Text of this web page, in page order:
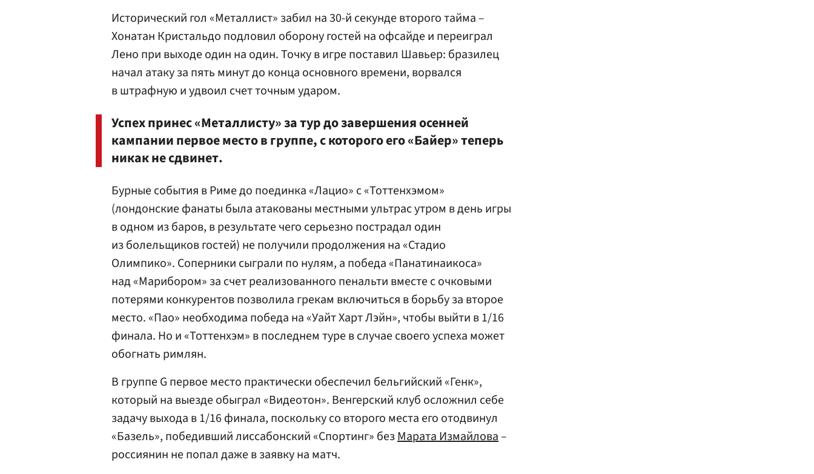
Исторический гол «Металлист» забил на 30-й секунде второго тайма –
Хонатан Кристальдо подловил оборону гостей на офсайде и переиграл
Лено при выходе один на один. Точку в игре поставил Шавьер: бразилец
начал атаку за пять минут до конца основного времени, ворвался
в штрафную и удвоил счет точным ударом.
Успех принес «Металлисту» за тур до завершения осенней
кампании первое место в группе, с которого его «Байер» теперь
никак не сдвинет.
Бурные события в Риме до поединка «Лацио» с «Тоттенхэмом»
(лондонские фанаты была атакованы местными ультрас утром в день игры
в одном из баров, в результате чего серьезно пострадал один
из болельщиков гостей) не получили продолжения на «Стадио
Олимпико». Соперники сыграли по нулям, а победа «Панатинаикоса»
над «Марибором» за счет реализованного пенальти вместе с очковыми
потерями конкурентов позволила грекам включиться в борьбу за второе
место. «Пао» необходима победа на «Уайт Харт Лэйн», чтобы выйти в 1/16
финала. Но и «Тоттенхэм» в последнем туре в случае своего успеха может
обогнать римлян.
В группе G первое место практически обеспечил бельгийский «Генк»,
который на выезде обыграл «Видеотон». Венгерский клуб осложнил себе
задачу выхода в 1/16 финала, поскольку со второго места его отодвинул
«Базель», победивший лиссабонский «Спортинг» безМарата Измайлова–
россиянин не попал даже в заявку на матч.